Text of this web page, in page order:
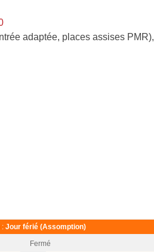
adaptée, places assises PMR),
: Jour férié (Assomption)
Fermé